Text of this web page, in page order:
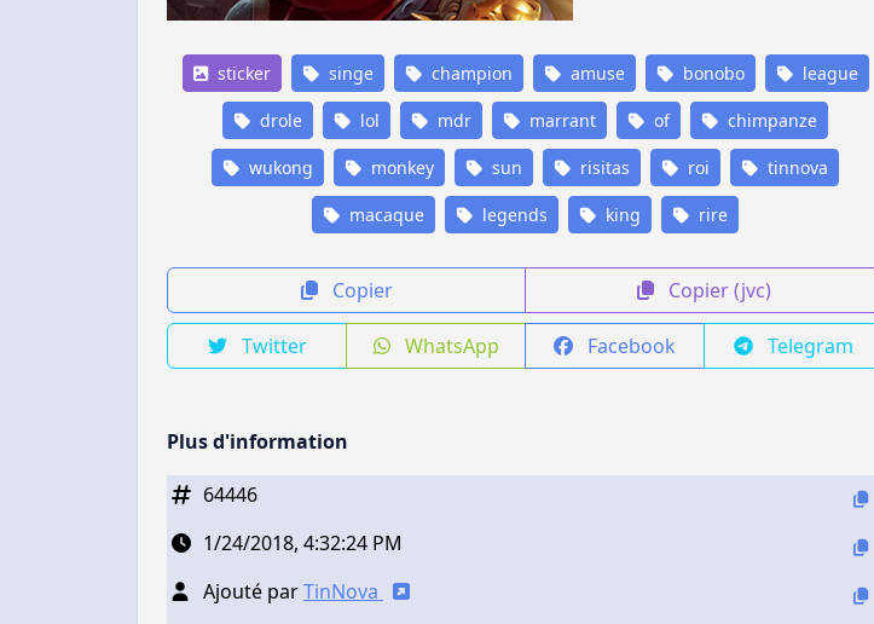
sticker singe champion amuse bonobo league
drole lol mdr marrant of chimpanze
wukong monkey sun risitas roi tinnova
macaque legends king rire
Copier Copier (jvc)
Twitter WhatsApp Facebook Telegram
Plus d'information
64446
1/24/2018, 4:32:24 PM
Ajouté parTinNova